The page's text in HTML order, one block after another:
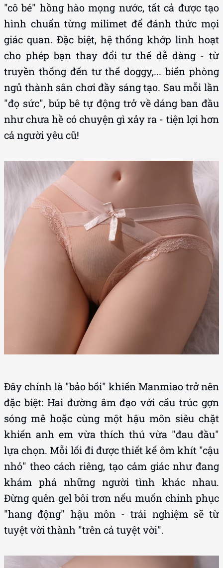
"cô bé" hồng hào mọng nước, tất cả được tạo
hình chuẩn từng milimet để đánh thức mọi
giác quan. Đặc biệt, hệ thống khớp linh hoạt
cho phép bạn thay đổi tư thế dễ dàng - từ
truyền thống đến tư thế doggy,... biến phòng
ngủ thành sân chơi đầy sáng tạo. Sau mỗi lần
"đọ sức", búp bê tự động trở về dáng ban đầu
như chưa hề có chuyện gì xảy ra - tiện lợi hơn
cả người yêu cũ!
Đây chính là "bảo bối" khiến Manmiao trở nên
đặc biệt: Hai đường âm đạo với cấu trúc gợn
sóng mê hoặc cùng một hậu môn siêu chặt
khiến anh em vừa thích thú vừa "đau đầu"
lựa chọn. Mỗi lối đi được thiết kế ôm khít "cậu
nhỏ" theo cách riêng, tạo cảm giác như đang
khám phá những người tình khác nhau.
Đừng quên gel bôi trơn nếu muốn chinh phục
"hang động" hậu môn - trải nghiệm sẽ từ
tuyệt vời thành "trên cả tuyệt vời".